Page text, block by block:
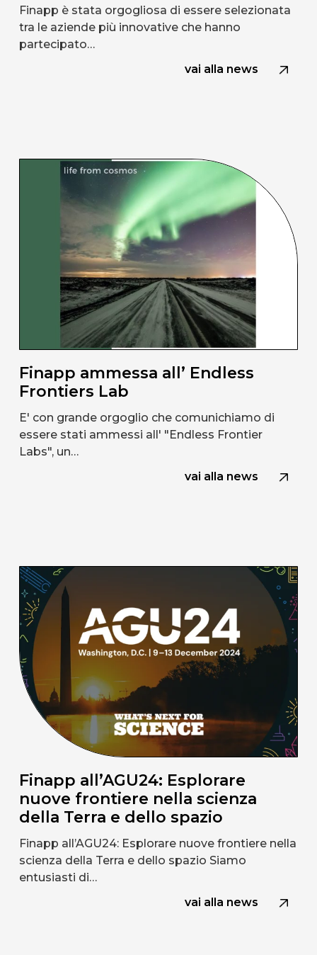
Finapp è stata orgogliosa di essere selezionata
tra le aziende più innovative che hanno
partecipato…
vai alla news
Finapp ammessa all’ Endless
Frontiers Lab
E' con grande orgoglio che comunichiamo di
essere stati ammessi all' "Endless Frontier
Labs", un…
vai alla news
Finapp all’AGU24: Esplorare
nuove frontiere nella scienza
della Terra e dello spazio
Finapp all’AGU24: Esplorare nuove frontiere nella
scienza della Terra e dello spazio Siamo
entusiasti di…
vai alla news